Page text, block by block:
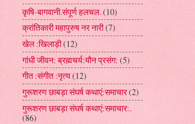
कृषि-बागवानी.संपूर्ण हलचल. (10)
क्रांतिकारी महापुरुष नर नारी(7)
खेल :खिलाड़ी(12)
गांधी जीवन: ब्रह्मचर्य:यौन प्रसंग: (5)
गीत :संगीत :नृत्य(12)
गुरूशरण छाबड़ा संघर्ष कथाएं:समाचार(2)
गुरूशरण छाबड़ा संघर्ष कथाएं:समाचार:.
(86)